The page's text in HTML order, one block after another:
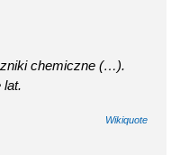
chemiczne (…).
lat.
Wikiquote